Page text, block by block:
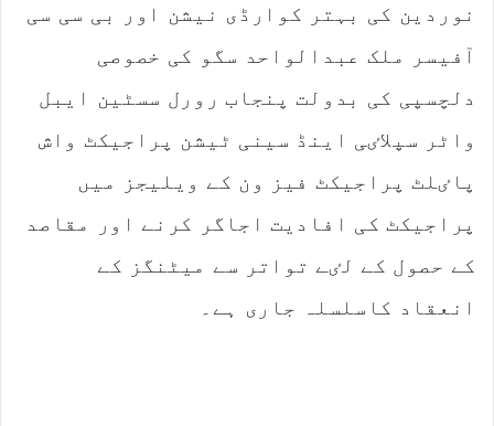
نوردین کی بہتر کوارڈی نیشن اور بی سی سی
آفیسر ملک عبدالواحد سگو کی خصوصی
دلچسپی کی بدولت پنجاب رورل سسٹین ایبل
واٹر سپلاٸی اینڈ سینی ٹیشن پراجیکٹ واش
پاٸلٹ پراجیکٹ فیز ون کے ویلیجز میں
پراجیکٹ کی افادیت اجاگر کرنے اور مقاصد
کے حصول کے لٸے تواتر سے میٹنگز کے
انعقاد کاسلسلہ جاری ہے۔